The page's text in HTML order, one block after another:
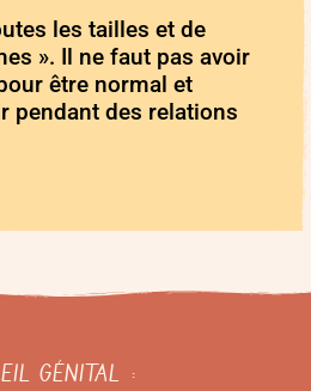
les tailles et de
». Il ne faut pas avoir
être normal et
pendant des relations
GÉNITAL :